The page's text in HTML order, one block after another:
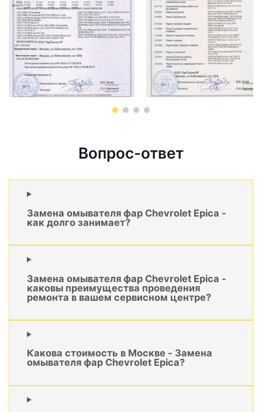
Вопрос-ответ
Замена омывателя фар Chevrolet Epica -
как долго занимает?
Замена омывателя фар Chevrolet Epica -
каковы преимущества проведения
ремонта в вашем сервисном центре?
Какова стоимость в Москве - Замена
омывателя фар Chevrolet Epica?